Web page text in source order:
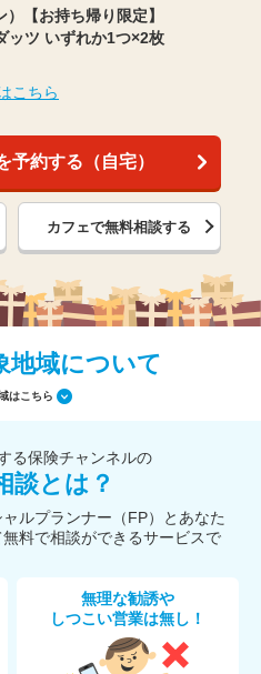
【お持ち帰り限定】
ッツ いずれか1つ×2枚
こちら
予約する（自宅）
カフェで無料相談する
地域について
はこちら
る保険チャンネルの
談とは？
ルプランナー（FP）とあなた
料で相談ができるサービスで
無理な勧誘や
しつこい営業は無し！